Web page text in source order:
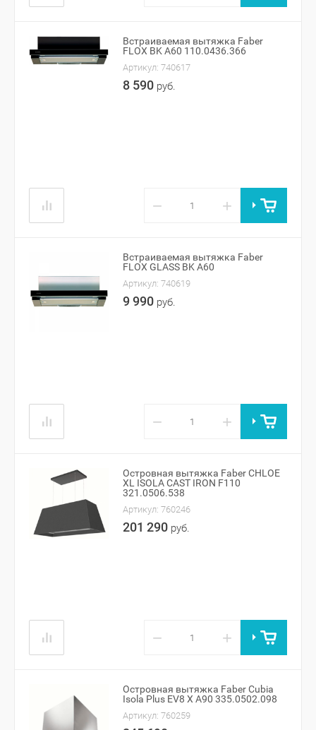
Встраиваемая вытяжка Faber
FLOX BK A60 110.0436.366
Артикул: 740617
8 590 руб.
− +
Встраиваемая вытяжка Faber
FLOX GLASS BK A60
Артикул: 740619
9 990 руб.
− +
Островная вытяжка Faber CHLOE
XL ISOLA CAST IRON F110
321.0506.538
Артикул: 760246
201 290 руб.
− +
Островная вытяжка Faber Cubia
Isola Plus EV8 X A90 335.0502.098
Артикул: 760259